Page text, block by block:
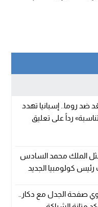
ضد روما.. إسبانيا تهدد
رداً على تعليق
الملك محمد السادس
كولومبيا الجديد
صفحة الجدل مع دكار..